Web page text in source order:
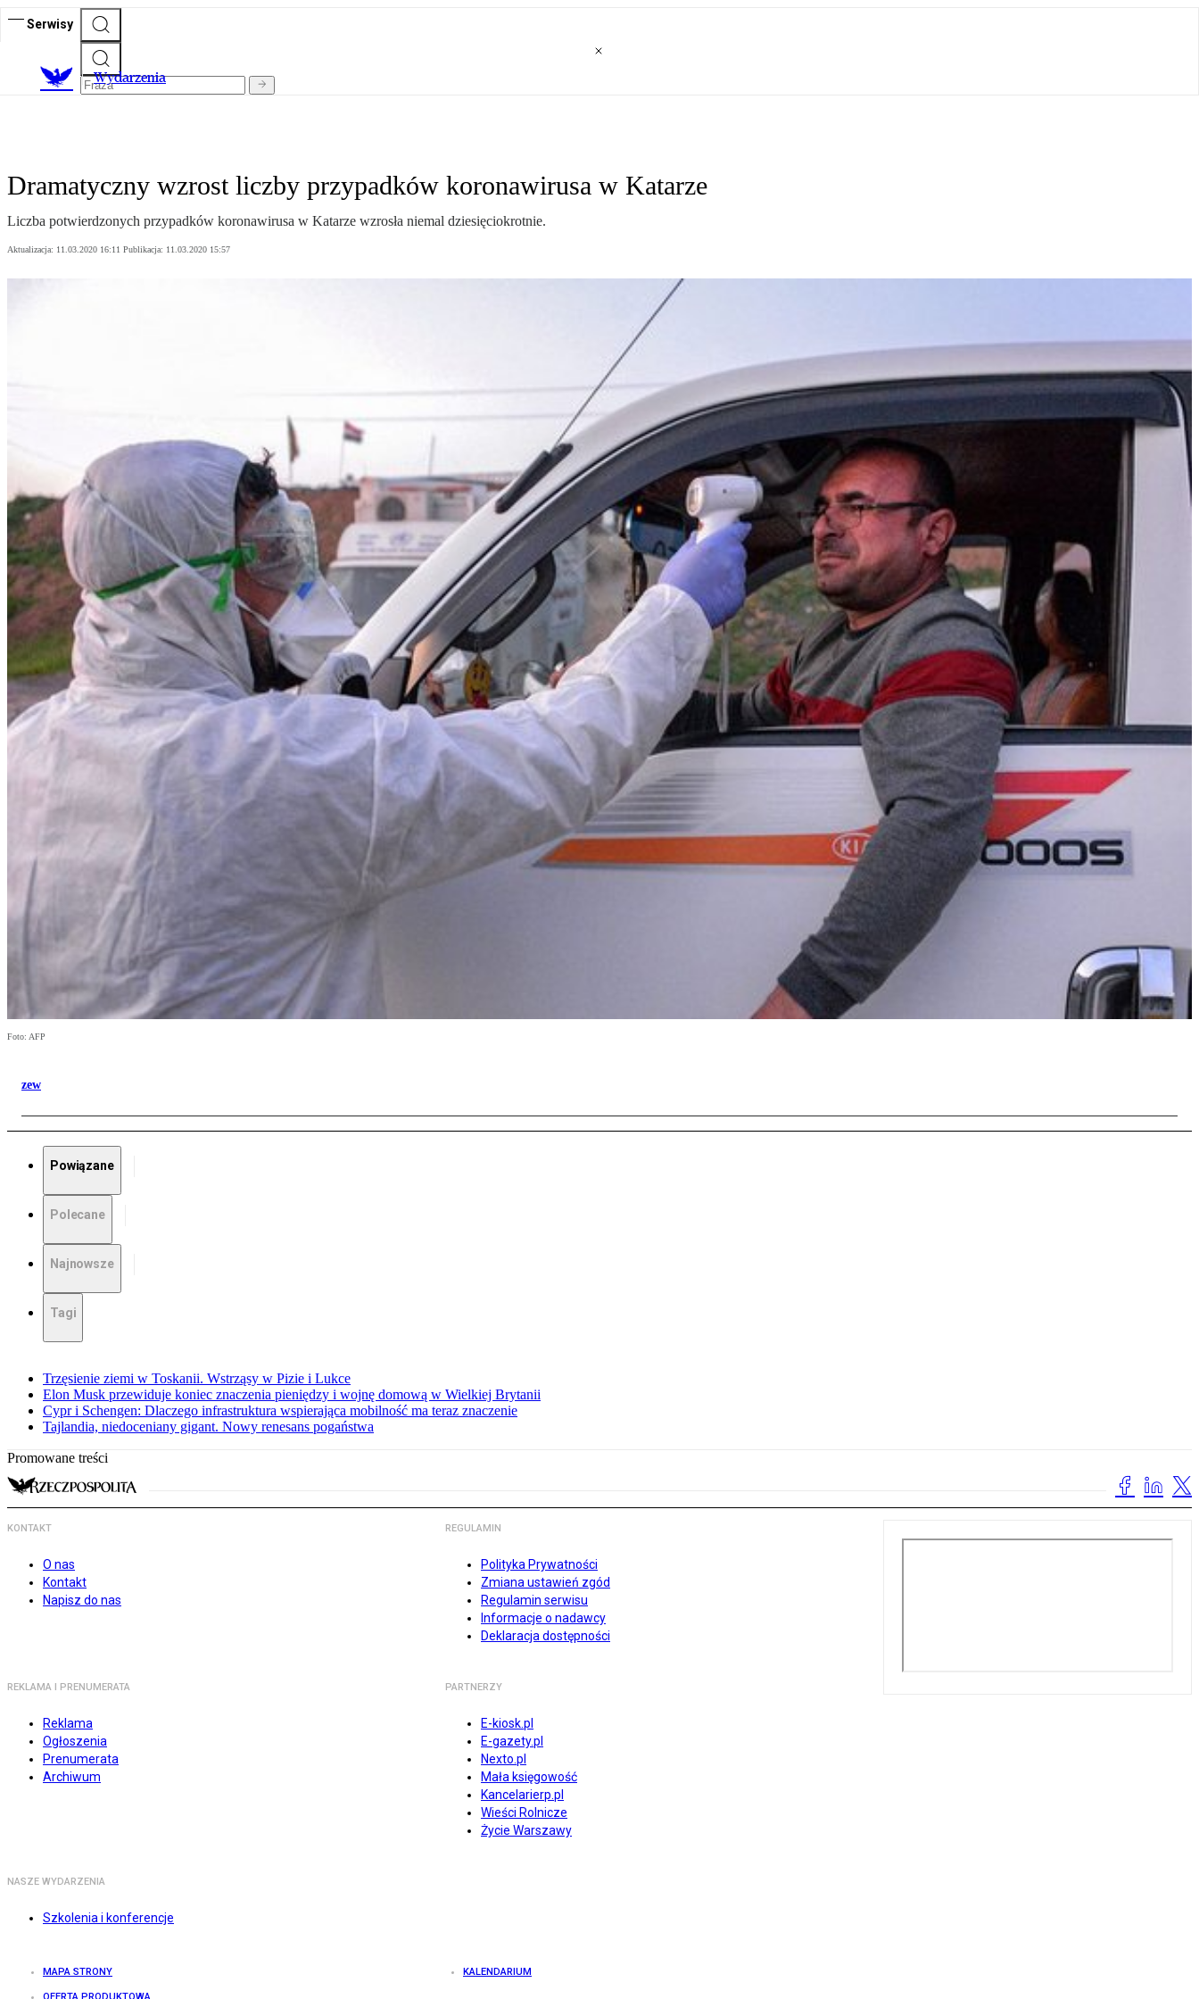
Serwisy
Wydarzenia
Dramatyczny wzrost liczby przypadków koronawirusa w Katarze
Liczba potwierdzonych przypadków koronawirusa w Katarze wzrosła niemal dziesięciokrotnie.
Aktualizacja: 11.03.2020 16:11 Publikacja: 11.03.2020 15:57
Foto: AFP
zew
Powiązane
Polecane
Najnowsze
Tagi
Trzęsienie ziemi w Toskanii. Wstrząsy w Pizie i Lukce
Elon Musk przewiduje koniec znaczenia pieniędzy i wojnę domową w Wielkiej Brytanii
Cypr i Schengen: Dlaczego infrastruktura wspierająca mobilność ma teraz znaczenie
Tajlandia, niedoceniany gigant. Nowy renesans pogaństwa
Promowane treści
KONTAKT
O nas
Kontakt
Napisz do nas
REGULAMIN
Polityka Prywatności
Zmiana ustawień zgód
Regulamin serwisu
Informacje o nadawcy
Deklaracja dostępności
REKLAMA I PRENUMERATA
Reklama
Ogłoszenia
Prenumerata
Archiwum
PARTNERZY
E-kiosk.pl
E-gazety.pl
Nexto.pl
Mała księgowość
Kancelarierp.pl
Wieści Rolnicze
Życie Warszawy
NASZE WYDARZENIA
Szkolenia i konferencje
MAPA STRONY KALENDARIUM